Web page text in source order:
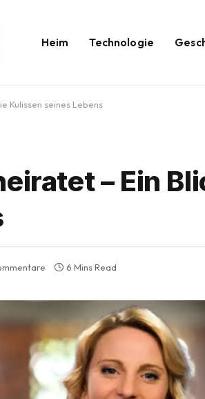
Heim Technologie
Kulissen seines Lebens
– Ein
6 Mins Read